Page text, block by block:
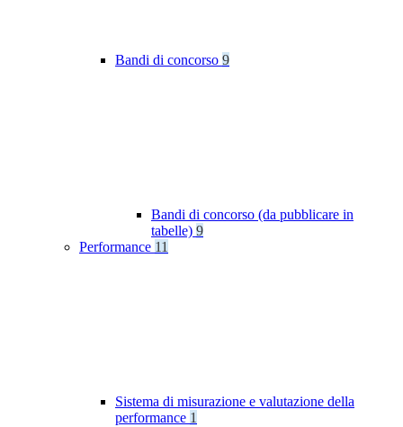
Bandi di concorso 9
Bandi di concorso (da pubblicare in
tabelle) 9
Performance 11
Sistema di misurazione e valutazione della
performance 1